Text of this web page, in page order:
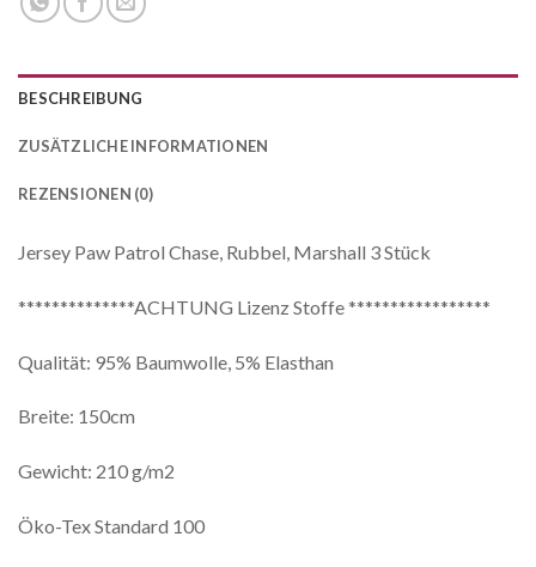
BESCHREIBUNG
ZUSÄTZLICHE INFORMATIONEN
REZENSIONEN (0)
Jersey Paw Patrol Chase, Rubbel, Marshall 3 Stück
**************ACHTUNG Lizenz Stoffe *****************
Qualität: 95% Baumwolle, 5% Elasthan
Breite: 150cm
Gewicht: 210 g/m2
Öko-Tex Standard 100